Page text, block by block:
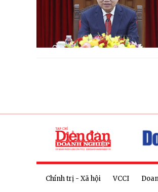
Chính trị - Xã hội VCCI